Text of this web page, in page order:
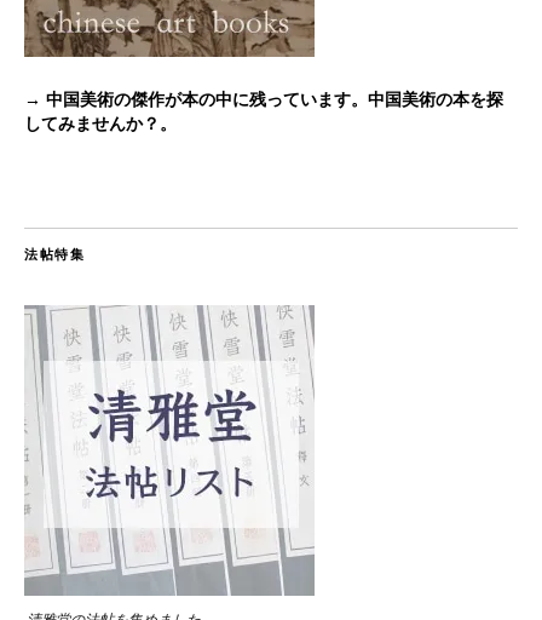
→ 中国美術の傑作が本の中に残っています。中国美術の本を探
してみませんか？。
法帖特集